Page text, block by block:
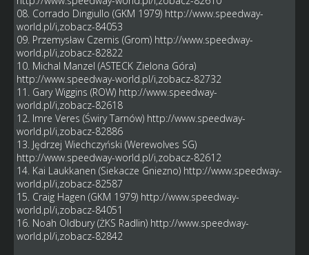
08. Corrado Dingiullo (GKM 1979) http://www.speedway-
world.pl/i,zobacz-84053
09. Przemysław Czernis (Grom) http://www.speedway-
world.pl/i,zobacz-82822
10. Michal Manzel (ASTECK Zielona Góra)
http://www.speedway-world.pl/i,zobacz-82732
11. Gary Wiggins (ROW) http://www.speedway-
world.pl/i,zobacz-82618
12. Imre Veres (Świry Tarnów) http://www.speedway-
world.pl/i,zobacz-82886
13. Jędrzej Wiechczyński (Werewolves SG)
http://www.speedway-world.pl/i,zobacz-82612
14. Kai Laukkanen (Siekacze Gniezno) http://www.speedway-
world.pl/i,zobacz-82587
15. Craig Hagen (GKM 1979) http://www.speedway-
world.pl/i,zobacz-84051
16. Noah Oldbury (ŻKS Radlin) http://www.speedway-
world.pl/i,zobacz-82842